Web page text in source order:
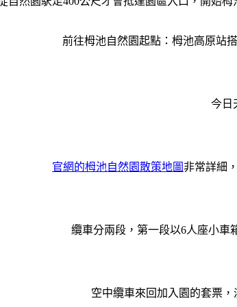
前往栂池自然園起點：栂池高原站
今日
官網的栂池自然園散策地圖 非常詳細
纜車分兩段，第一段以6人座小車
空中纜車來回加入園的套票，